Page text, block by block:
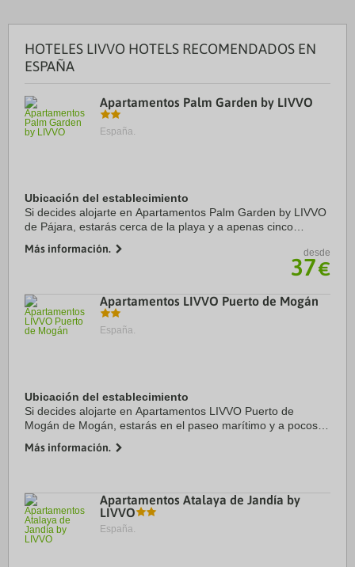
HOTELES LIVVO HOTELS RECOMENDADOS EN
ESPAÑA
Apartamentos Palm Garden by LIVVO
España.
Ubicación del establecimiento
Si decides alojarte en Apartamentos Palm Garden by LIVVO
de Pájara, estarás cerca de la playa y a apenas cinco
Playa de Matorral. Además, este ...
Más información. desde
37€
Apartamentos LIVVO Puerto de Mogán
España.
Ubicación del establecimiento
Si decides alojarte en Apartamentos LIVVO Puerto de
Mogán de Mogán, estarás en el paseo marítimo y a pocos
apartotel con spa se encuentra a 11,3 km ...
Más información.
Apartamentos Atalaya de Jandía by
LIVVO
España.